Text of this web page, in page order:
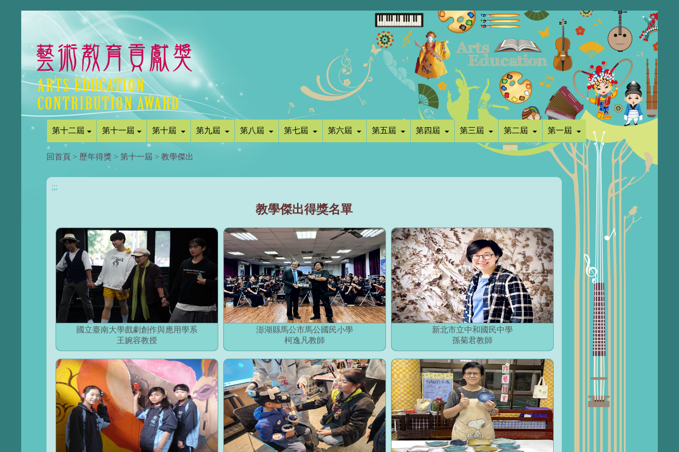
第十二屆 第十一屆 第十屆 第九屆 第八屆 第七屆 第六屆 第五屆 第四屆 第三屆 第二屆 第一屆
:::
回首頁 > 歷年得獎 > 第十一屆 > 教學傑出
教學傑出得獎名單
國立臺南大學戲劇創作與應用學系
王婉容教授
澎湖縣馬公市馬公國民小學
柯逸凡教師
新北市立中和國民中學
孫菊君教師